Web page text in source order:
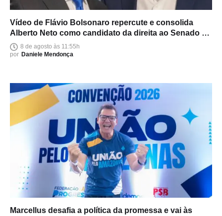
Vídeo de Flávio Bolsonaro repercute e consolida
Alberto Neto como candidato da direita ao Senado no
Amazonas
8 de agosto às 11:55h
por Daniele Mendonça
Marcellus desafia a política da promessa e vai às